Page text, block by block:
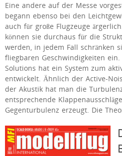
Eine andere auf der Messe
begann ebenso bei den
auch für große Flugzeuge
können sie durchaus für die
werden, in jedem Fall schränken
fliegbaren Geschwindigkeiten
Solutions hat ein System zum
entwickelt. Ähnlich der Active-
der Akustik hat man die
entsprechende
Gegenturbulenz erzeugt. Die